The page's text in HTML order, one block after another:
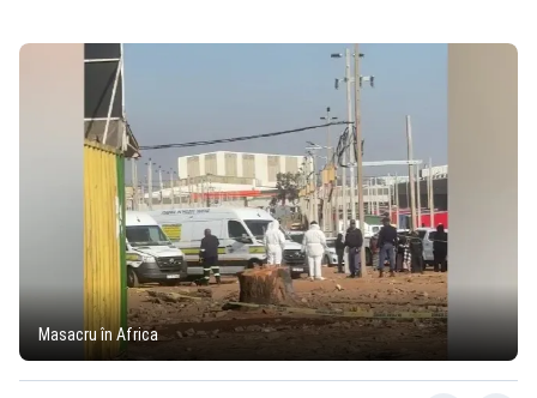
Masacru în Africa